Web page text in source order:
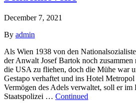
December 7, 2021
By admin
Als Wien 1938 von den
der Anwalt Josef Bartok noch
die USA zu fliehen, doch die Mühe war
Gestapo verhaftet und ins Hotel
Vermögen des Adels verwaltet, soll er im
Staatspolizei … Continued